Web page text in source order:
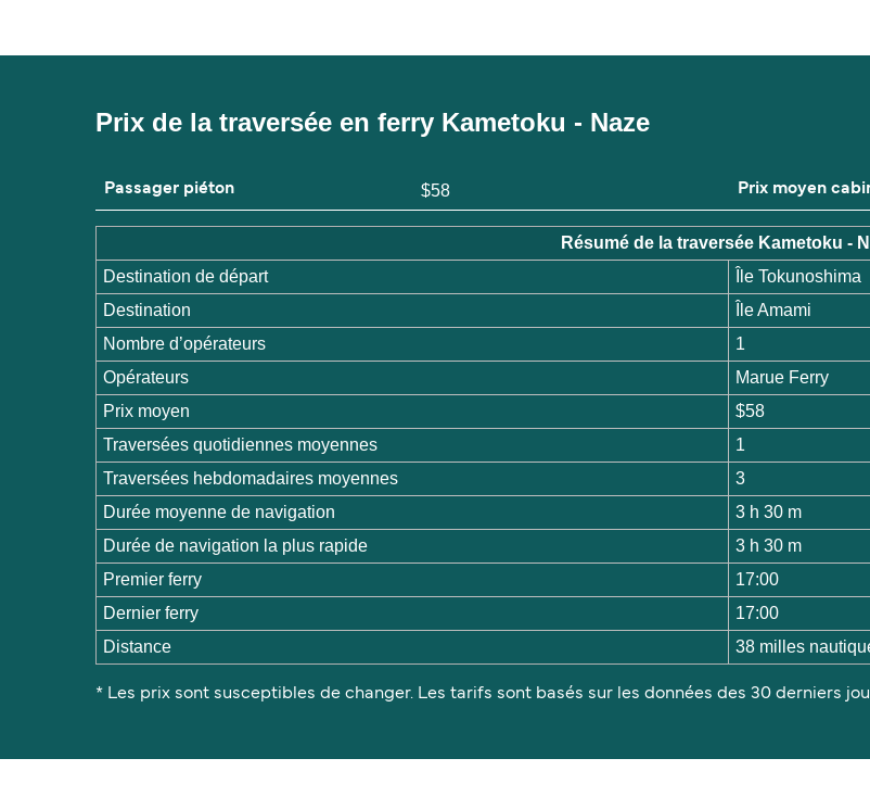
Prix de la traversée en ferry Kametoku - Naze
Passager piéton $58 Prix moyen
Résumé de la traversée Kametoku -
Destination de départ
Île Tokunoshima
Destination
Île Amami
Nombre d’opérateurs
1
Opérateurs
Marue Ferry
Prix moyen
$58
Traversées quotidiennes moyennes
1
Traversées hebdomadaires moyennes
3
Durée moyenne de navigation
3 h 30 m
Durée de navigation la plus rapide
3 h 30 m
Premier ferry
17:00
Dernier ferry
17:00
Distance
38 milles
* Les prix sont susceptibles de changer. Les tarifs sont basés sur les données des 30 derniers